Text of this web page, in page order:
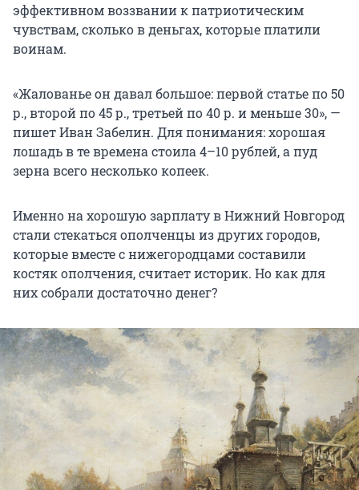
эффективном воззвании к патриотическим
чувствам, сколько в деньгах, которые платили
воинам.
«Жалованье он давал большое: первой статье по 50
р., второй по 45 р., третьей по 40 р. и меньше 30», —
пишет Иван Забелин. Для понимания: хорошая
лошадь в те времена стоила 4–10 рублей, а пуд
зерна всего несколько копеек.
Именно на хорошую зарплату в Нижний Новгород
стали стекаться ополченцы из других городов,
которые вместе с нижегородцами составили
костяк ополчения, считает историк. Но как для
них собрали достаточно денег?